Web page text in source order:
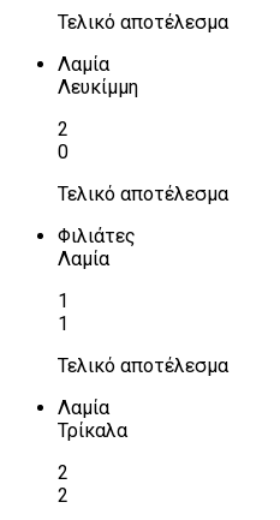
Τελικό αποτέλεσμα
Λαμία
Λευκίμμη
2
0
Τελικό αποτέλεσμα
Φιλιάτες
Λαμία
1
1
Τελικό αποτέλεσμα
Λαμία
Τρίκαλα
2
2